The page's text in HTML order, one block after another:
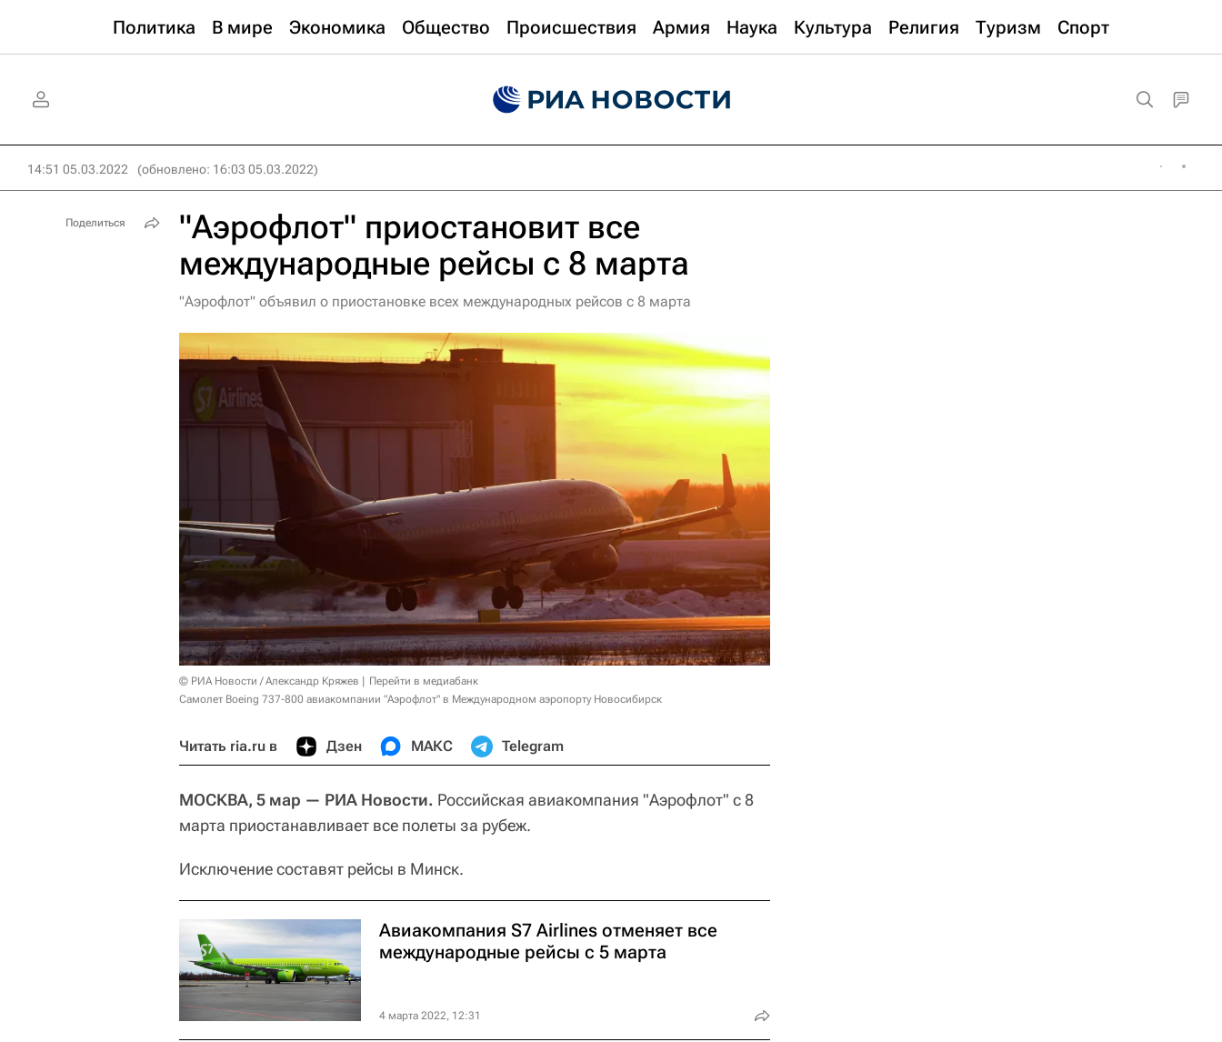
Политика В мире Экономика Общество Происшествия Армия Наука Культура Религия Туризм Спорт
14:51 05.03.2022 (обновлено: 16:03 05.03.2022)
"Аэрофлот" приостановит все
международные рейсы с 8 марта
"Аэрофлот" объявил о приостановке всех международных рейсов с 8 марта
© РИА Новости / Александр Кряжев
Перейти в медиабанк
Самолет Boeing 737-800 авиакомпании "Аэрофлот" в Международном аэропорту Новосибирск
Читать ria.ru в Дзен МАКС Telegram
МОСКВА, 5 мар — РИА Новости. Российская авиакомпания "Аэрофлот" с 8
марта приостанавливает все полеты за рубеж.
Исключение составят рейсы в Минск.
Авиакомпания S7 Airlines отменяет все
международные рейсы с 5 марта
4 марта 2022, 12:31
Поделиться